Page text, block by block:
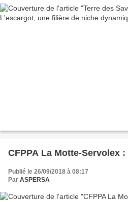
CFPPA La Motte-Servolex
Publié le 26/09/2018 à 08:17
Par ASPERSA